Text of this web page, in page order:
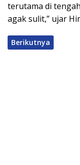
terutama di
agak sulit,” ujar
Berikutnya